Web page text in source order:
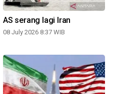
AS serang lagi Iran
08 July 2026 8:37 WIB